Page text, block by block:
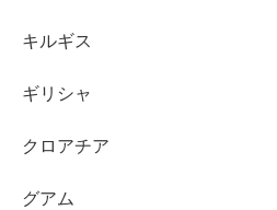
キルギス
ギリシャ
クロアチア
グアム